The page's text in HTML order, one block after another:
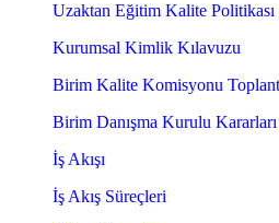
Uzaktan Eğitim Kalite Politikası
Kurumsal Kimlik Kılavuzu
Birim Kalite Komisyonu
Birim Danışma Kurulu Kararları
İş Akışı
İş Akış Süreçleri